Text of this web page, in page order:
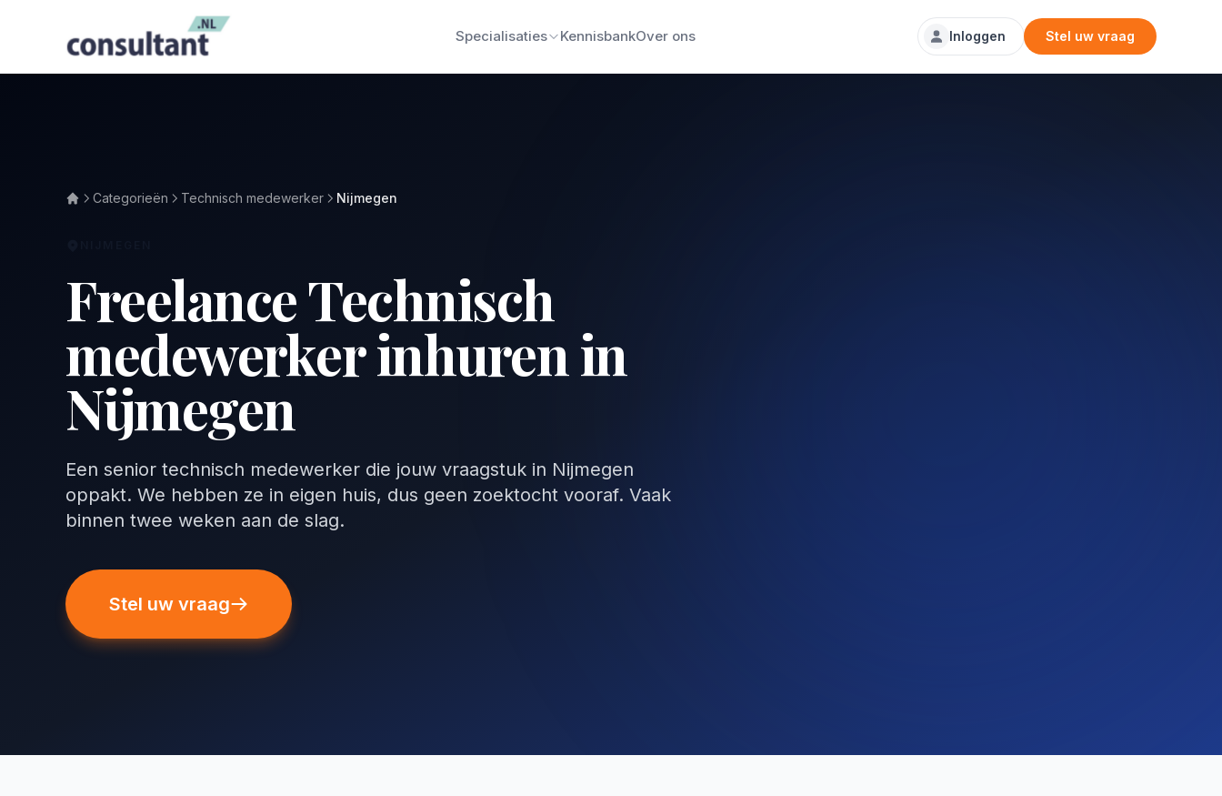
Specialisaties KennisbankOver ons Inloggen Stel uw vraag
Categorieën Technisch medewerker Nijmegen
Freelance Technisch
medewerker inhuren in
Nijmegen
Een senior technisch medewerker die jouw vraagstuk in Nijmegen
oppakt. We hebben ze in eigen huis, dus geen zoektocht vooraf. Vaak
binnen twee weken aan de slag.
Stel uw vraag